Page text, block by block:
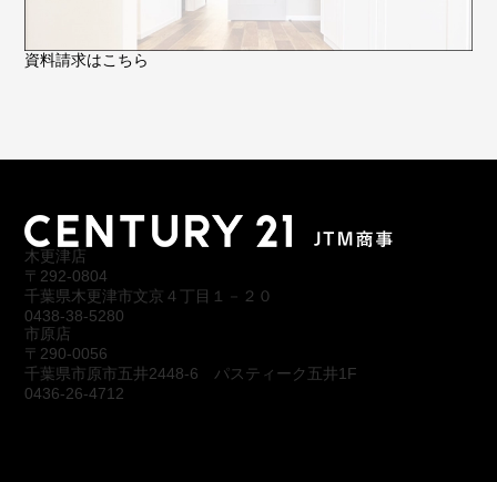
資料請求はこちら
木更津店
〒292-0804
千葉県木更津市文京４丁目１－２０
0438-38-5280
市原店
〒290-0056
千葉県市原市五井2448-6 パスティーク五井1F
0436-26-4712